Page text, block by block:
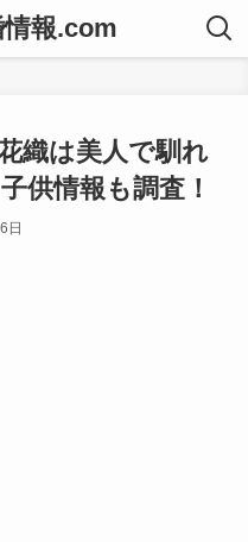
報.com
織は美人で馴れ
供情報も調査！
日